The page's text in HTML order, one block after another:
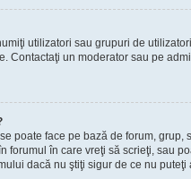
utilizatori sau grupuri de
Contactaţi un moderator sau pe
poate face pe bază de forum, grup,
forumul în care vreţi să scrieţi, sau
dacă nu ştiţi sigur de ce nu